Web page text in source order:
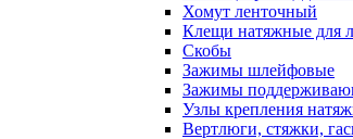
Хомут ленточный
Клещи натяжные для
Скобы
Зажимы шлейфовые
Зажимы
Узлы крепления
Вертлюги, стяжки,